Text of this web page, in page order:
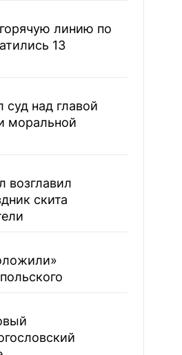
линию по
13
над главой
моральной
возглавил
скита